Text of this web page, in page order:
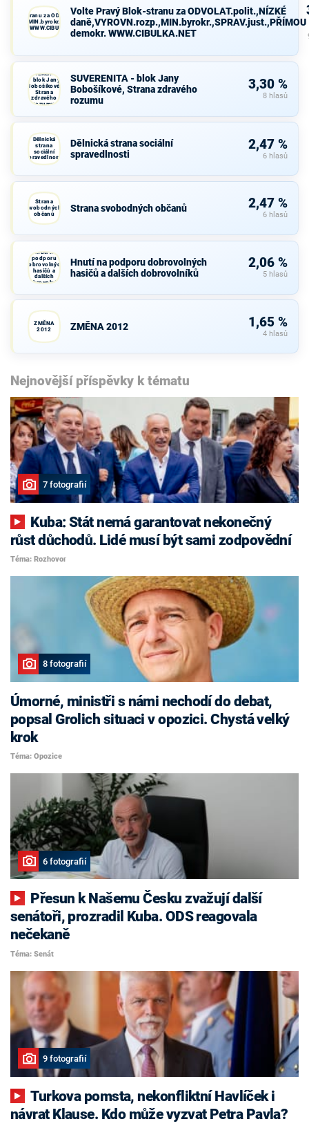
Blok-stranu za ODVOLAT.polit.,NÍZKÉ
demokr. WWW.CIBULKA.NET
Volte Pravý Blok-stranu za ODVOLAT.polit.,NÍZKÉ
daně,VYROVN.rozp.,MIN.byrokr.,SPRAV.just.,PŘÍMOU
demokr. WWW.CIBULKA.NET
SUVERENITA
- blok Jany
Bobošíkové,
Strana
zdravého
rozumu
SUVERENITA - blok Jany
Bobošíkové, Strana zdravého
rozumu
3,30 %
8 hlasů
Dělnická
strana
sociální
spravedlnosti
Dělnická strana sociální
spravedlnosti
2,47 %
6 hlasů
Strana
svobodných
občanů
Strana svobodných občanů 2,47 %
6 hlasů
Hnutí na
podporu
dobrovolných
hasičů a
dalších
dobrovolníků
Hnutí na podporu dobrovolných
hasičů a dalších dobrovolníků
2,06 %
5 hlasů
ZMĚNA
2012
ZMĚNA 2012 1,65 %
4 hlasů
Nejnovější příspěvky k tématu
7 fotografií
růst důchodů. Lidé musí být sami zodpovědní
Téma: Rozhovor
8 fotografií
Úmorné, ministři s námi nechodí do debat,
popsal Grolich situaci v opozici. Chystá velký
krok
Téma: Opozice
6 fotografií
senátoři, prozradil Kuba. ODS reagovala
nečekaně
Téma: Senát
9 fotografií
Turkova pomsta, nekonfliktní Havlíček i
návrat Klause. Kdo může vyzvat Petra Pavla?